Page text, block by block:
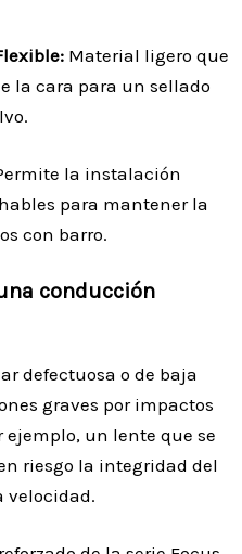
Material ligero que
la cara para un sellado
la instalación
para mantener la
con barro.
conducción
defectuosa o de baja
graves por impactos
ejemplo, un lente que se
riesgo la integridad del
velocidad.